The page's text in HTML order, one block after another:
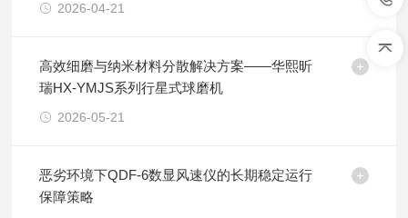
2026-04-21
高效细磨与纳米材料分散解决方案——华熙昕
瑞HX-YMJS系列行星式球磨机
2026-05-21
恶劣环境下QDF-6数显风速仪的长期稳定运行
保障策略